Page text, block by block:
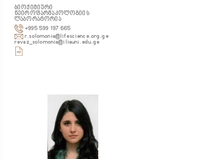
ბიოქიმიური
ნეიროფარმაკოლოგიის
ლაბორატორია
+995 599 197 665
r.solomonia@lifescience.org.ge
revaz_solomonia@iliauni.edu.ge